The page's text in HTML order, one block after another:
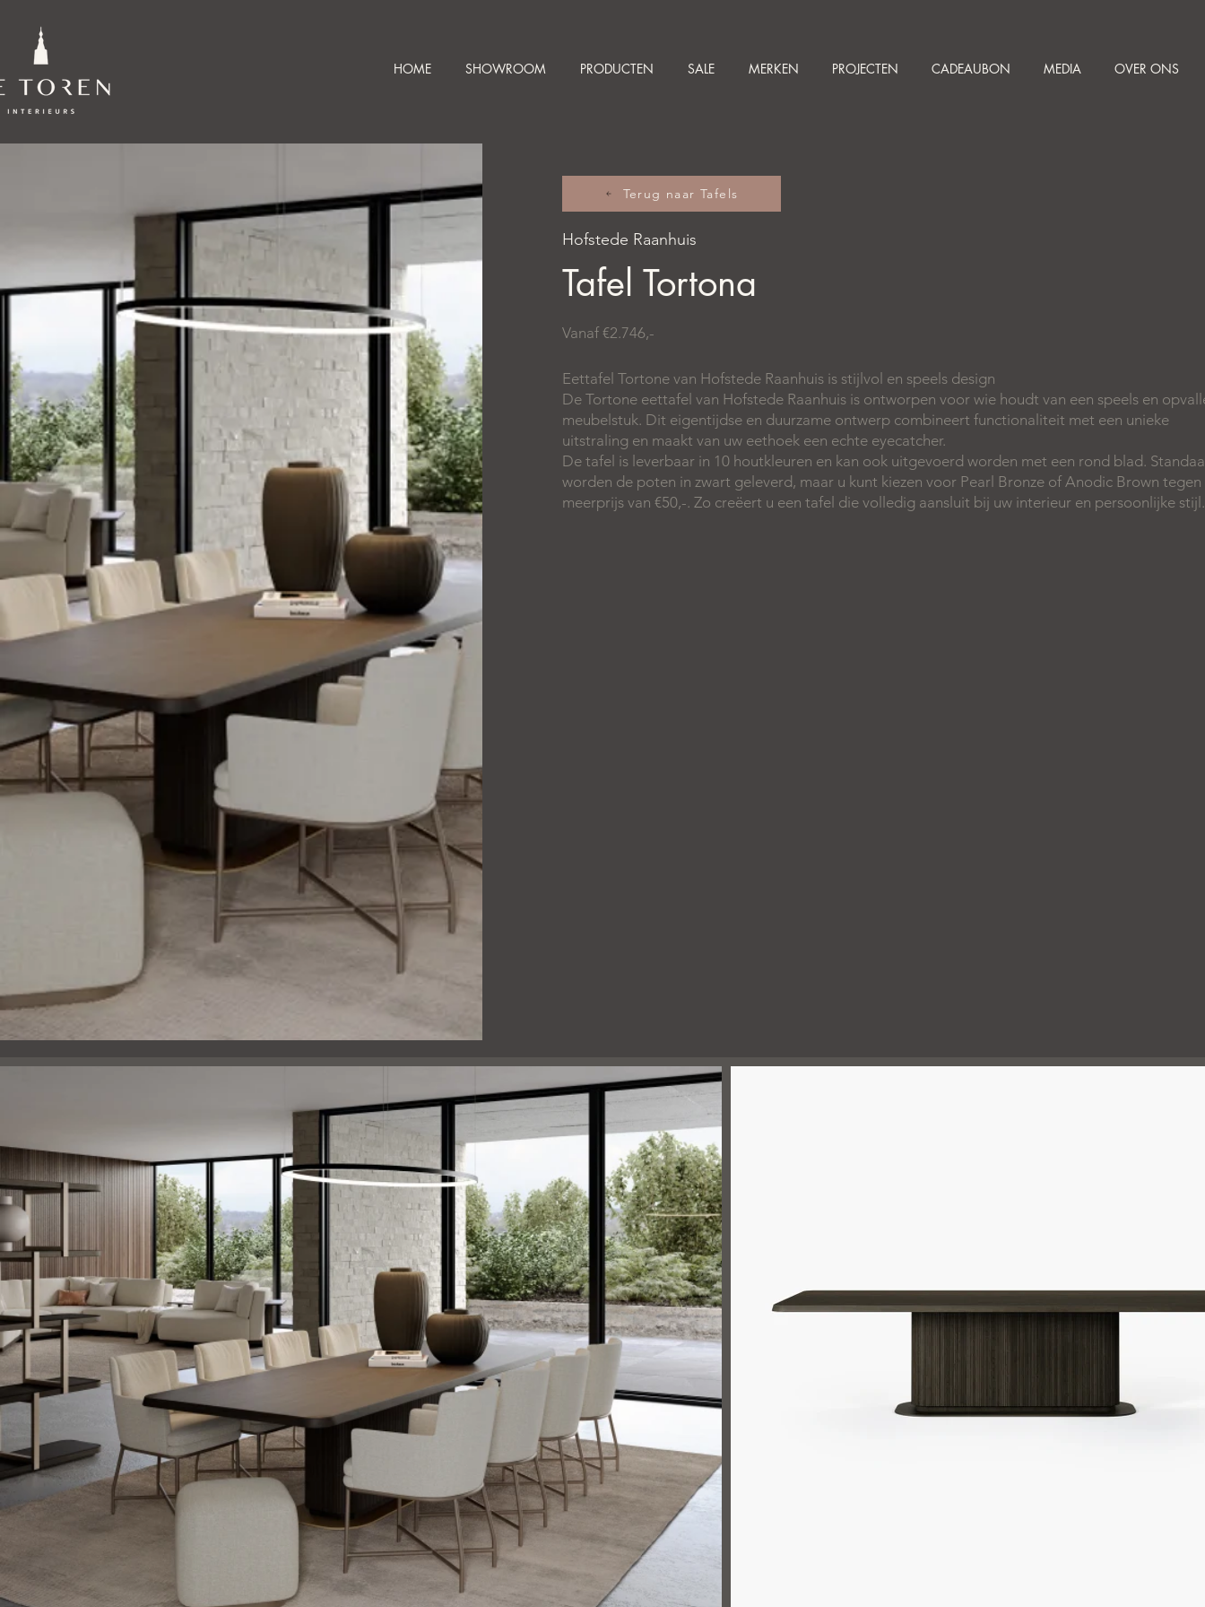
HOME SHOWROOM PRODUCTEN SALE MERKEN PROJECTEN CADEAUBON MEDIA OVER ONS
Terug naar Tafels
Hofstede Raanhuis
Tafel Tortona
Vanaf €2.746,-
Eettafel Tortone van Hofstede Raanhuis is stijlvol en speels design
De Tortone eettafel van Hofstede Raanhuis is ontworpen voor wie houdt van een speels en
meubelstuk. Dit eigentijdse en duurzame ontwerp combineert functionaliteit met een unieke
uitstraling en maakt van uw eethoek een echte eyecatcher.
De tafel is leverbaar in 10 houtkleuren en kan ook uitgevoerd worden met een rond blad.
worden de poten in zwart geleverd, maar u kunt kiezen voor Pearl Bronze of Anodic Brown tegen
meerprijs van €50,-. Zo creëert u een tafel die volledig aansluit bij uw interieur en persoonlijke stijl.